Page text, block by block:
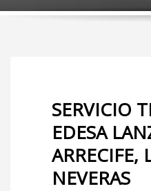
SERVICIO
EDESA
ARRECIFE,
NEVERAS